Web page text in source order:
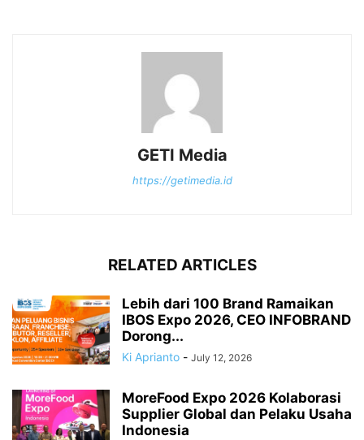
GETI Media
https://getimedia.id
RELATED ARTICLES
Lebih dari 100 Brand Ramaikan
IBOS Expo 2026, CEO INFOBRAND
Dorong...
Ki Aprianto - July 12, 2026
MoreFood Expo 2026 Kolaborasi
Supplier Global dan Pelaku Usaha
Indonesia